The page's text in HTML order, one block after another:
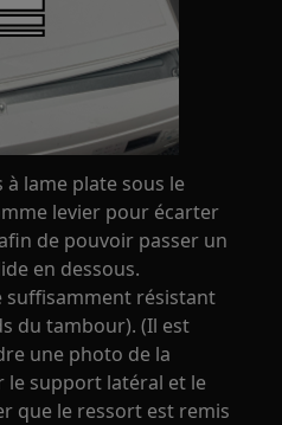
lame plate sous le
levier pour écarter
de pouvoir passer un
en dessous.
suffisamment résistant
du tambour). (Il est
une photo de la
support latéral et le
que le ressort est remis